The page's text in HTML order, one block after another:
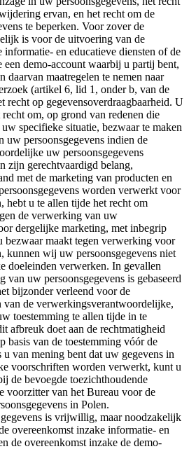
ervan, en het recht om de
te beperken. Voor zover de
is voor de uitvoering van de
informatie- en educatieve diensten of de
een demo-account waarbij u partij bent,
daarvan maatregelen te nemen naar
(artikel 6, lid 1, onder b, van de
recht op gegevensoverdraagbaarheid. U
om, op grond van redenen die
specifieke situatie, bezwaar te maken
uw persoonsgegevens indien de
uw persoonsgegevens
zijn gerechtvaardigd belang,
met de marketing van producten en
worden verwerkt voor
hebt u te allen tijde het recht om
de verwerking van uw
dergelijke marketing, met inbegrip
maakt tegen verwerking voor
kunnen wij uw persoonsgegevens niet
doeleinden verwerken. In gevallen
van uw persoonsgegevens is gebaseerd
bijzonder verleend voor de
van de verwerkingsverantwoordelijke,
toestemming te allen tijde in te
afbreuk doet aan de rechtmatigheid
basis van de toestemming vóór de
van mening bent dat uw gegevens in
voorschriften worden verwerkt, kunt u
de bevoegde toezichthoudende
voorzitter van het Bureau voor de
in Polen.
is vrijwillig, maar noodzakelijk
overeenkomst inzake informatie- en
de overeenkomst inzake de demo-